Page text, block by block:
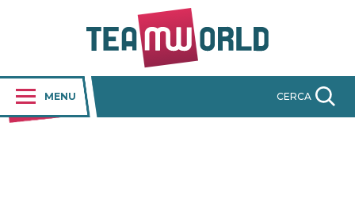
MENU CERCA